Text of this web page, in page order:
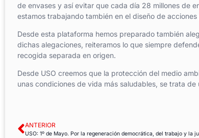
de envases y así evitar que cada día 28 millones de
estamos trabajando también en el diseño de
Desde esta plataforma hemos preparado también
dichas alegaciones, reiteramos lo que siempre
recogida separada en origen.
Desde USO creemos que la protección del medio
unas condiciones de vida más saludables, se trata
ANTERIOR
USO: 1º de Mayo. Por la regeneración democrática, del trabajo y la